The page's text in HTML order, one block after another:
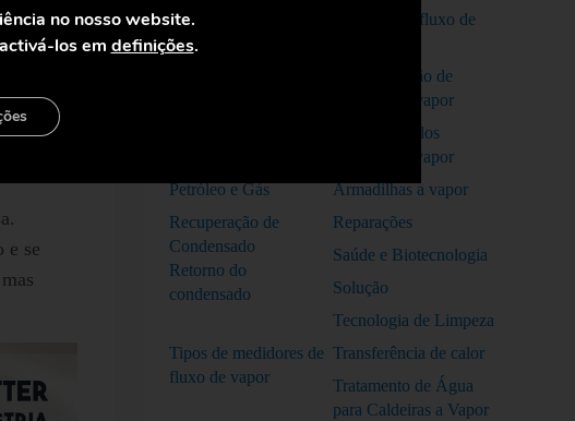
do
e se
Permutadores de Calor
a Vapor
Medição do fluxo de
Monitorização de
sistemas de vapor
Otimização dos
sistemas de vapor
Petróleo e Gás
Armadilhas a vapor
Recuperação de
Condensado
Retorno do
condensado
Reparações
Saúde e Biotecnologia
Solução
Tecnologia de Limpeza
Tipos de medidores de
fluxo de vapor
Transferência de calor
Tratamento de Água
para Caldeiras a Vapor
no nosso website.
los em definições.